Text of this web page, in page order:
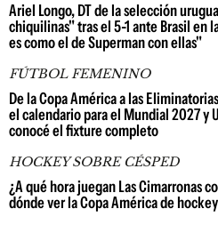
Ariel Longo, DT de la selección
chiquilinas" tras el 5-1 ante Brasil en
es como el de Superman con ellas"
FÚTBOL FEMENINO
De la Copa América a las
el calendario para el Mundial 2027 y
conocé el fixture completo
HOCKEY SOBRE CÉSPED
¿A qué hora juegan Las Cimarronas
dónde ver la Copa América de